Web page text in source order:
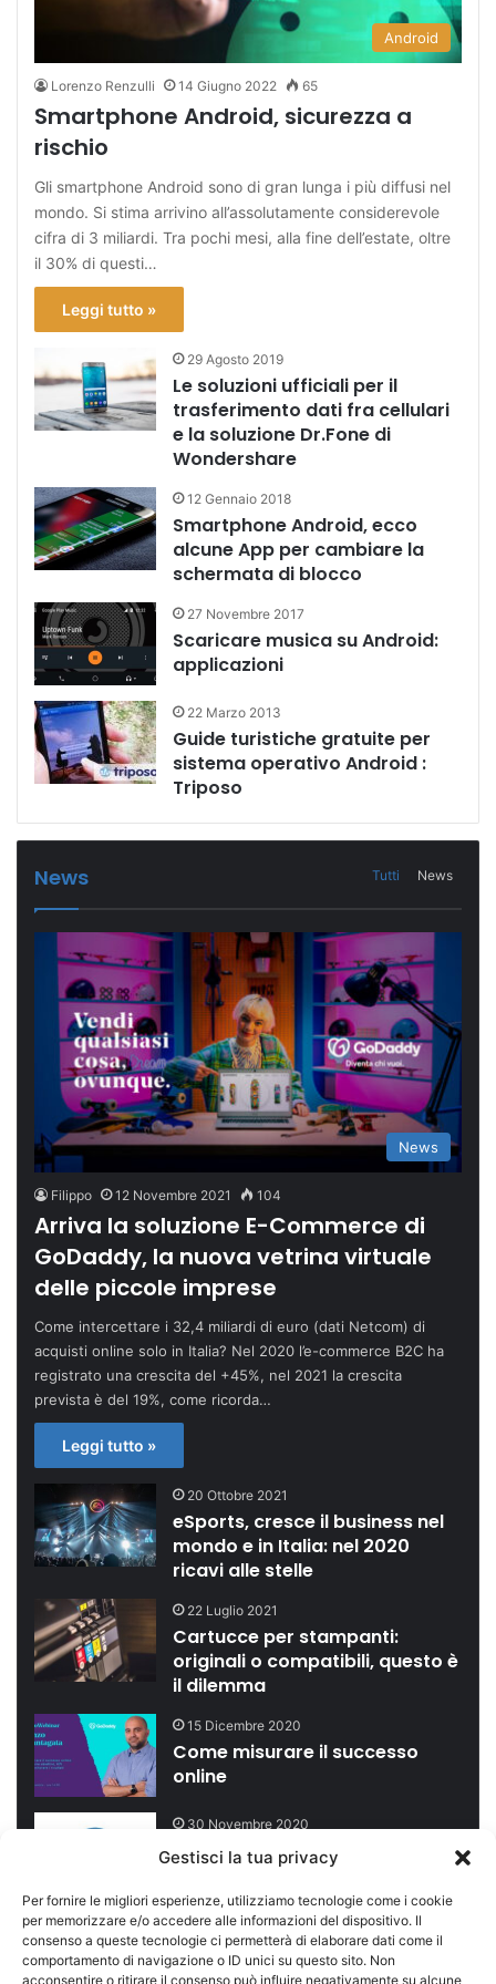
Gestisci la tua privacy
Per fornire le migliori esperienze, utilizziamo tecnologie come i cookie
per memorizzare e/o accedere alle informazioni del dispositivo. Il
consenso a queste tecnologie ci permetterà di elaborare dati come il
comportamento di navigazione o ID unici su questo sito. Non
acconsentire o ritirare il consenso può influire negativamente su alcune
Android
Lorenzo Renzulli 14 Giugno 2022 65
Smartphone Android, sicurezza a
rischio
Gli smartphone Android sono di gran lunga i più diffusi nel
mondo. Si stima arrivino all’assolutamente considerevole
cifra di 3 miliardi. Tra pochi mesi, alla fine dell’estate, oltre
il 30% di questi…
Leggi tutto »
29 Agosto 2019
Le soluzioni ufficiali per il
trasferimento dati fra cellulari
e la soluzione Dr.Fone di
Wondershare
12 Gennaio 2018
Smartphone Android, ecco
alcune App per cambiare la
schermata di blocco
27 Novembre 2017
Scaricare musica su Android:
applicazioni
22 Marzo 2013
Guide turistiche gratuite per
sistema operativo Android :
Triposo
News Tutti News
News
Filippo 12 Novembre 2021 104
Arriva la soluzione E-Commerce di
GoDaddy, la nuova vetrina virtuale
delle piccole imprese
Come intercettare i 32,4 miliardi di euro (dati Netcom) di
acquisti online solo in Italia? Nel 2020 l’e-commerce B2C ha
registrato una crescita del +45%, nel 2021 la crescita
prevista è del 19%, come ricorda…
Leggi tutto »
20 Ottobre 2021
eSports, cresce il business nel
mondo e in Italia: nel 2020
ricavi alle stelle
22 Luglio 2021
Cartucce per stampanti:
originali o compatibili, questo è
il dilemma
15 Dicembre 2020
Come misurare il successo
online
30 Novembre 2020
Certificazione sistema di
gestione qualità ISO 9001